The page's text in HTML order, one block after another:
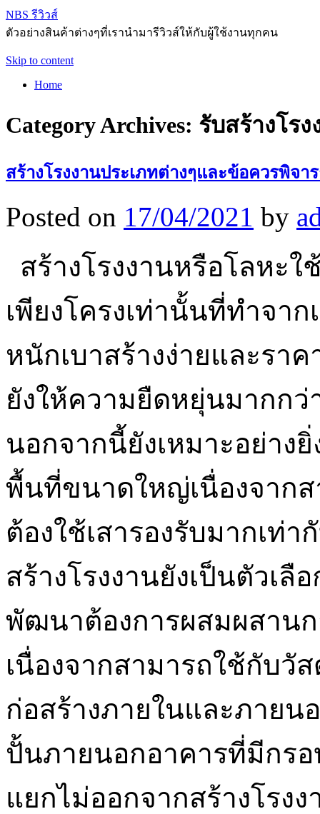
NBS รีวิวส์
ตัวอย่างสินค้าต่างๆที่เรานำมารีวิวส์ให้กับผู้ใช้งานทุกคน
Skip to content
Home
Category Archives: รับสร้างโรง
สร้างโรงงานประเภทต่างๆและข้อควรพิจ
Posted on 17/04/2021 by
สร้างโรงงานหรือโลหะ
เพียงโครงเท่านั้นที่ทำจา
หนักเบาสร้างง่ายและรา
ยังให้ความยืดหยุ่นมากกว่
นอกจากนี้ยังเหมาะอย่าง
พื้นที่ขนาดใหญ่เนื่องจากส
ต้องใช้เสารองรับมากเท่า
สร้างโรงงานยังเป็นตัวเ
พัฒนาต้องการผสมผสาน
เนื่องจากสามารถใช้กับวั
ก่อสร้างภายในและภายน
ปั้นภายนอกอาคารที่มีกร
แยกไม่ออกจากสร้างโรง